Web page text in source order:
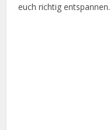
euch richtig entspannen.